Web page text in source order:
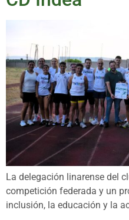
La delegación linarense del
competición federada y un
inclusión, la educación y la